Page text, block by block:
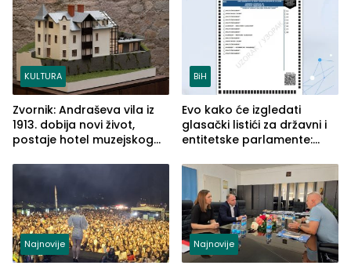
KULTURA
Zvornik: Andraševa vila iz
1913. dobija novi život,
postaje hotel muzejskog
BiH
Evo kako će izgledati
glasački listići za državni i
entitetske parlamente:
vidljive na njima
Najnovije Najnovije